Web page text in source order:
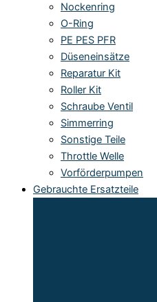
Nockenring
O-Ring
PE PES PFR
Düseneinsätze
Reparatur Kit
Roller Kit
Schraube Ventil
Simmerring
Sonstige Teile
Throttle Welle
Vorförderpumpen
Gebrauchte Ersatzteile